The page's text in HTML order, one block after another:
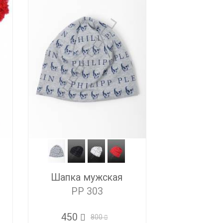
Шапка мужская
PP 303
450 800